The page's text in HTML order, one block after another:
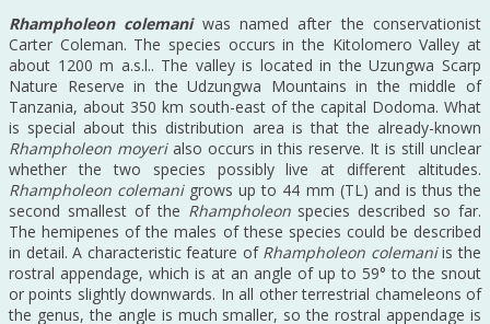
Rhampholeon colemani was named after the conservationist
Carter Coleman. The species occurs in the Kitolomero Valley at
about 1200 m a.s.l.. The valley is located in the Uzungwa Scarp
Nature Reserve in the Udzungwa Mountains in the middle of
Tanzania, about 350 km south-east of the capital Dodoma. What
is special about this distribution area is that the already-known
Rhampholeon moyerialso occurs in this reserve. It is still unclear
whether the two species possibly live at different altitudes.
Rhampholeon colemanigrows up to 44 mm (TL) and is thus the
second smallest of the Rhampholeonspecies described so far.
The hemipenes of the males of these species could be described
in detail. A characteristic feature of Rhampholeon colemaniis the
rostral appendage, which is at an angle of up to 59° to the snout
or points slightly downwards. In all other terrestrial chameleons of
the genus, the angle is much smaller, so the rostral appendage is